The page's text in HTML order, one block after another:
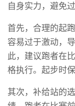
自身实力，避免过
首先，合理的起
容易过于激动，
此，建议跑者在
格执行。起步时
其次，补给站的